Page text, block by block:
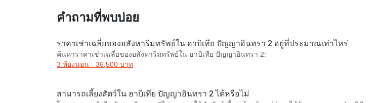
คำถามที่พบบ่อย
ราคาเช่าเฉลี่ยของอสังหาริมทรัพย์ใน ฮาบิเทีย ปัญญาอินทรา 2 อยู่ที่ประมาณเท่าไหร่
ค้นหาราคาเช่าเฉลี่ยของอสังหาริมทรัพย์ใน ฮาบิเทีย ปัญญาอินทรา 2:
3 ห้องนอน - 36,500 บาท
สามารถเลี้ยงสัตว์ใน ฮาบิเทีย ปัญญาอินทรา 2 ได้หรือไม่